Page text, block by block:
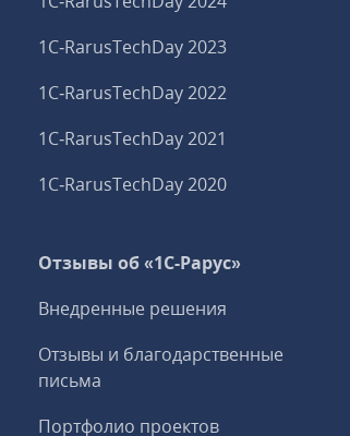
1C‑RarusTechDay 2023
1C‑RarusTechDay 2022
1C‑RarusTechDay 2021
1C‑RarusTechDay 2020
Отзывы об «1С-Рарус»
Внедренные решения
Отзывы и благодарственные
письма
Портфолио проектов